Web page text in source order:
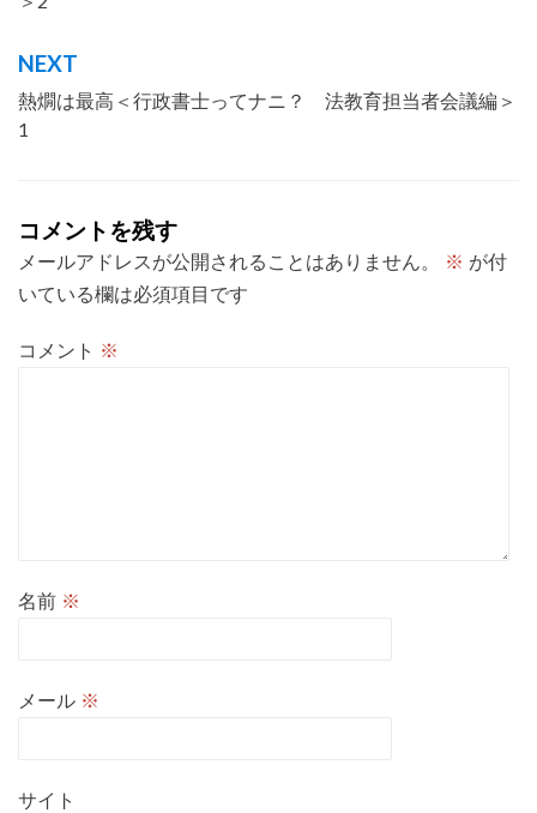
ナ
ビ
ゲ
ー
ン
NEXT
熱燗は最高＜行政書士ってナニ？ 法教育担当者会議編＞
1
コメントを残す
メールアドレスが公開されることはありません。 ※ が付
いている欄は必須項目です
コメント ※
名前 ※
メール ※
サイト